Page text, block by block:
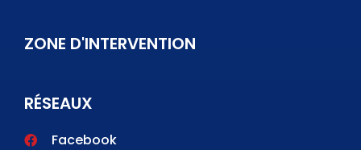
ZONE D'INTERVENTION
RÉSEAUX
Facebook